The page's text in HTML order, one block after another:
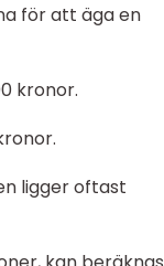
för att äga en
kronor.
ligger oftast